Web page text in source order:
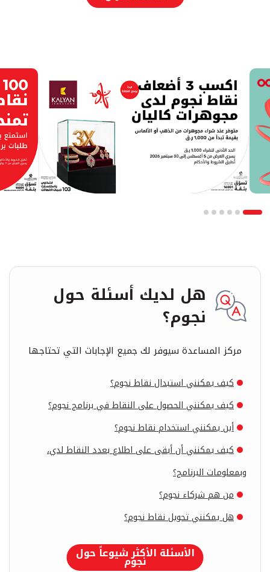
هل لديك أسئلة حول
نجوم؟
مركز المساعدة سيوفر لك جميع الإجابات التي تحتاجها
الأسئلة الأكثر شيوعاً حول
نجوم
كيف يمكنني استبدال نقاط نجوم؟
كيف يمكنني الحصول على النقاط في برنامج نجوم؟
أين يمكنني استخدام نقاط نجوم؟
كيف يمكنني أن أبقى على اطلاع بعدد النقاط لدي،
وبمعلومات البرنامج؟
من هم شركاء نجوم؟
هل يمكنني تحويل نقاط نجوم؟